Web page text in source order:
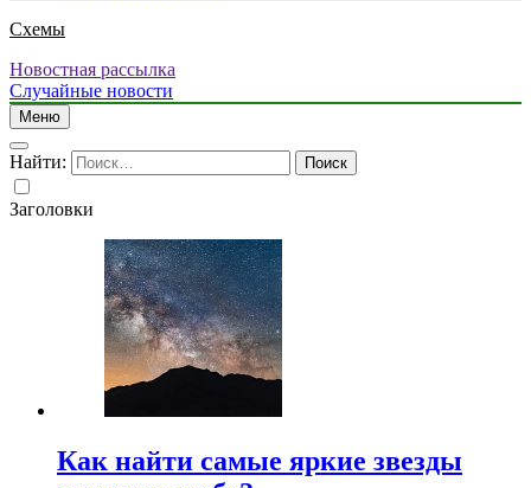
Схемы
Новостная рассылка
Случайные новости
Меню
Найти:
Заголовки
Как найти самые яркие звезды